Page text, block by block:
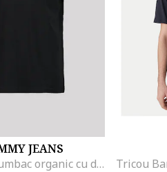
JEANS
Tricou de bumbac organic cu decolteu la baza gatului, Negru